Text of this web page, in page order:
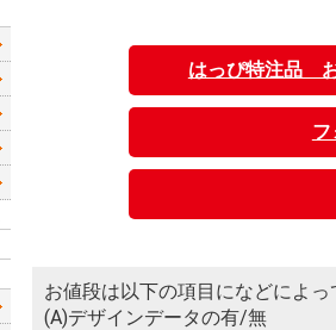
はっぴ特注品
お値段は以下の項目になどによっ
(A)デザインデータの有/無